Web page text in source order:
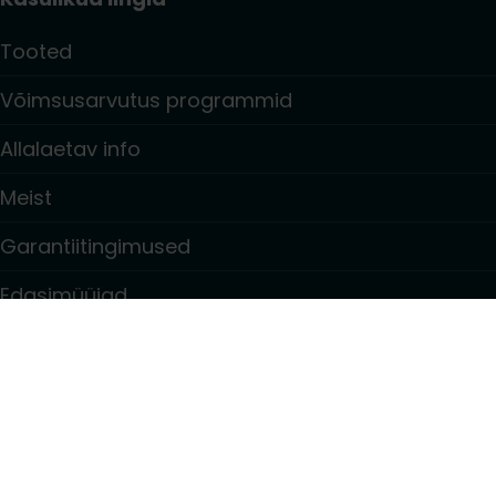
Tooted
Võimsusarvutus programmid
Allalaetav info
Meist
Garantiitingimused
Edasimüüjad